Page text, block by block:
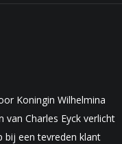
Koningin Wilhelmina
van Charles Eyck verlicht
bij een tevreden klant